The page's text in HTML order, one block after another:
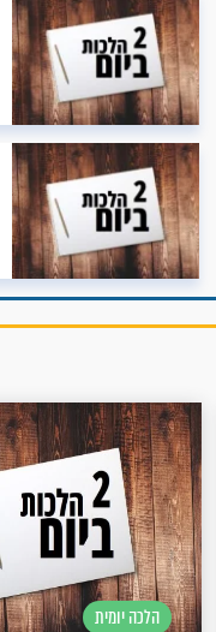
הלכה יומית